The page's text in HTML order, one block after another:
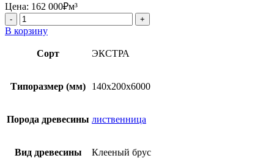
Цена: 162 000₽м³
Количество
товара
Клееный
брус
140x200x6000
Экстра
В корзину
Сорт ЭКСТРА
Типоразмер (мм) 140x200x6000
Порода древесины лиственница
Вид древесины Клееный брус